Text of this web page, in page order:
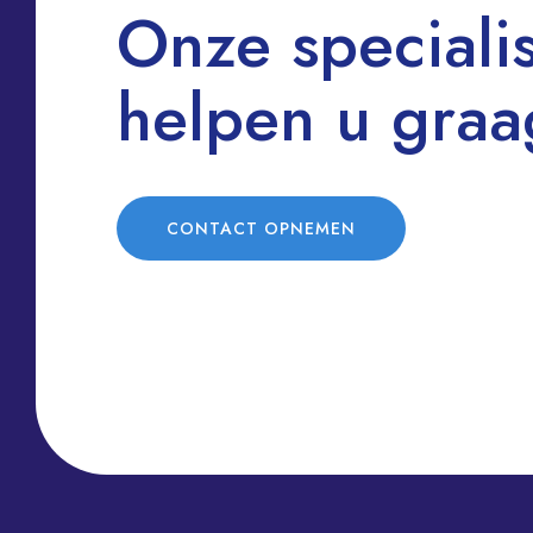
Onze
helpen u
CONTACT OPNEMEN